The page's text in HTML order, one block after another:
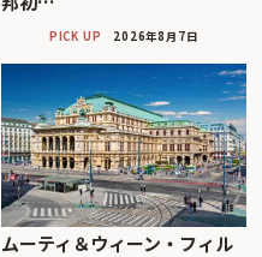
PICK UP 2026年8月7日
ムーティ＆ウィーン・フィル